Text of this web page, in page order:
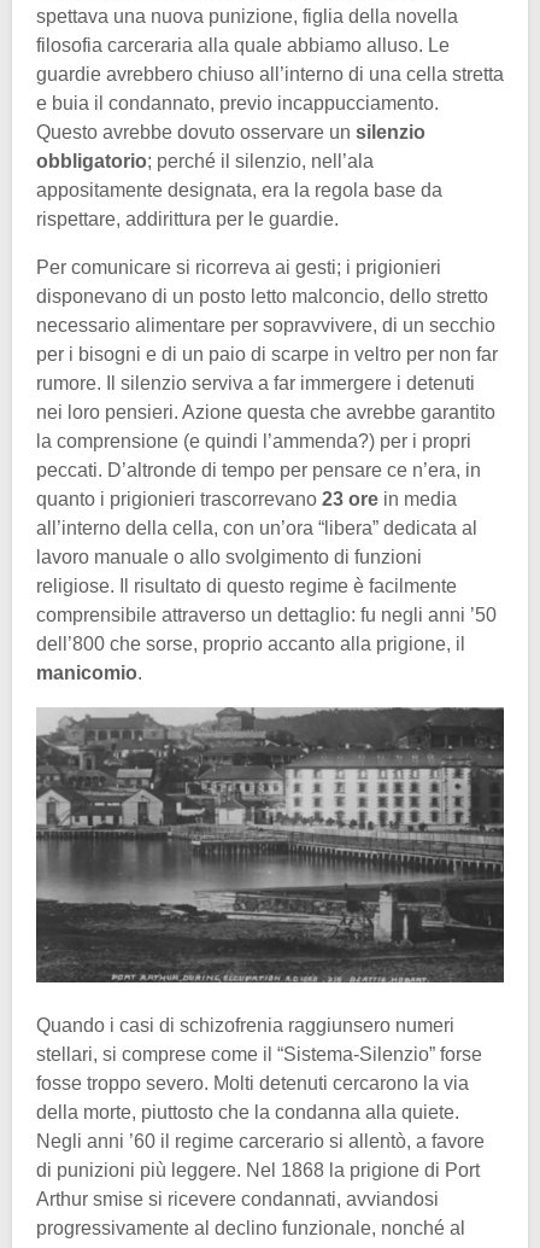
spettava una nuova punizione, figlia della novella
filosofia carceraria alla quale abbiamo alluso. Le
guardie avrebbero chiuso all’interno di una cella stretta
e buia il condannato, previo incappucciamento.
Questo avrebbe dovuto osservare un silenzio
obbligatorio; perché il silenzio, nell’ala
appositamente designata, era la regola base da
rispettare, addirittura per le guardie.
Per comunicare si ricorreva ai gesti; i prigionieri
disponevano di un posto letto malconcio, dello stretto
necessario alimentare per sopravvivere, di un secchio
per i bisogni e di un paio di scarpe in veltro per non far
rumore. Il silenzio serviva a far immergere i detenuti
nei loro pensieri. Azione questa che avrebbe garantito
la comprensione (e quindi l’ammenda?) per i propri
peccati. D’altronde di tempo per pensare ce n’era, in
quanto i prigionieri trascorrevano 23 ore in media
all’interno della cella, con un’ora “libera” dedicata al
lavoro manuale o allo svolgimento di funzioni
religiose. Il risultato di questo regime è facilmente
comprensibile attraverso un dettaglio: fu negli anni ’50
dell’800 che sorse, proprio accanto alla prigione, il
manicomio.
Quando i casi di schizofrenia raggiunsero numeri
stellari, si comprese come il “Sistema-Silenzio” forse
fosse troppo severo. Molti detenuti cercarono la via
della morte, piuttosto che la condanna alla quiete.
Negli anni ’60 il regime carcerario si allentò, a favore
di punizioni più leggere. Nel 1868 la prigione di Port
Arthur smise si ricevere condannati, avviandosi
progressivamente al declino funzionale, nonché al